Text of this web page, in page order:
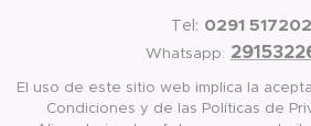
Tel: 0291
Whatsapp:
El uso de este sitio web implica la
Condiciones y de las Políticas de